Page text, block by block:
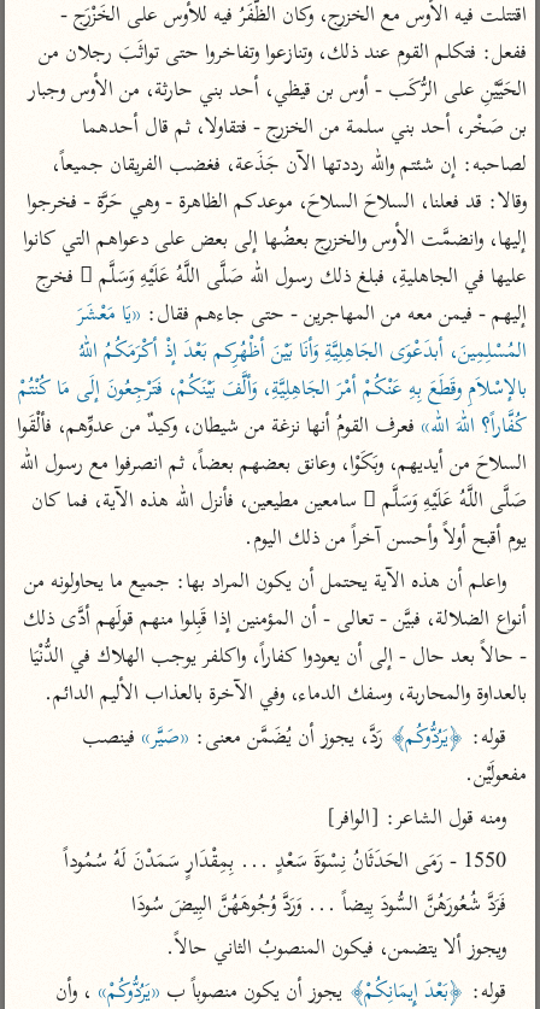
تفسير الماوردي
منتقاة
تفسير ابن القيم
تفسير ابن تيمية
عامّة
تفسير السمعاني
تفسير مكّي
محاسن التأويل
للقاسمي
تفسير الثعالبي
تفسير السمرقندي
تفسير الثعلبي
أخرى
أضواء البيان
نظم الدرر للبقاعي
لغة وبلاغة
التحرير والتنوير
المحرر الوجيز لابن
عطية
البحر المحيط لأبي
حيان
البسيط للواحدي
تفسير أبي السعود
الكشاف للزمخشري
مركَّزة العبارة
تفسير الجلالين
جامع البيان للإيجي
تفسير البيضاوي
تفسير النسفي
الوجيز للواحدي
تفسير ابن أبي زمنين
آثار
موسوعة التفسير
المأثور
الدر المنثور
تفسير مقاتل
تفسير قتادة
اشترك لتصلك أخبار مشاريعنا
راسلنا •تليجرام • تويتر
تعليمات
•عن الباحث القرآني
الحَيَّيْنِ على الرُّكَب - أوس بن قيظي، أحد بني حارثة، من الأوس وجبار
إليهم - فيمن معه من المهاجرين - حتى جاءهم فقال:
«يَا مَعْشَرَ
كُفَّاراً؟ اللهَ الله»
يوم أقبح أولاً وأحسن آخراً من ذلك اليوم.
بالعداوة والمحاربة، وسفك الدماء، وفي الآخرة بالعذاب الأليم الدائم.
قوله: ﴿يَرُدُّوكُم﴾ رَدَّ، يجوز أن يُضَمَّن معنى: «صَيَّر»
مفعولَيْن.
ومنه قول الشاعر: [الوافر]
1550 - رَمَى الحَدَثَانُ نِسْوَةَ سَعْدٍ ... بِمِقْدَارٍ سَمَدْنَ لَهُ سُمُوداً
فَرَدَّ شُعُورَهُنَّ السُّودَ بِيضاً ... وَرَدَّ وُجُوهَهُنَّ البِيضَ سُودَا
ويجوز ألا يتضمن، فيكون المنصوبُ الثاني حالاً.
قوله: ﴿بَعْدَ إِيمَانِكُمْ﴾ يجوز أن يكون منصوباً ب «يَرُدُّوكُمْ»